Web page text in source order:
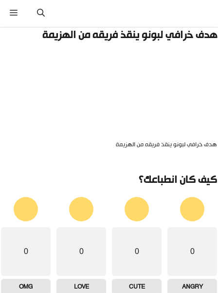
خرافي لبونو ينقذ فريقه من الهزيمة
خرافي لبونو ينقذ فريقه من الهزيمة
كان انطباعك؟
0
ANGRY
0
CUTE
0
LOVE
0
OMG